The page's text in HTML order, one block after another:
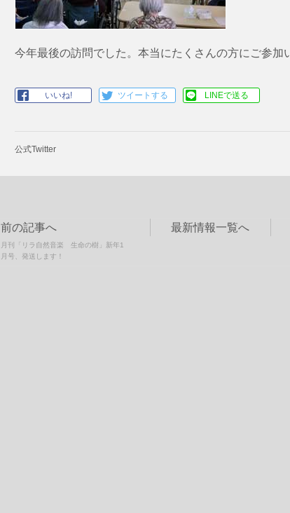
今年最後の訪問でした。本当にたくさんの方にご参加
いいね! ツイートする LINEで送る
公式Twitter
前の記事へ
月刊「リラ自然音楽 生命の樹」新年1
月号、発送します！
最新情報一覧へ